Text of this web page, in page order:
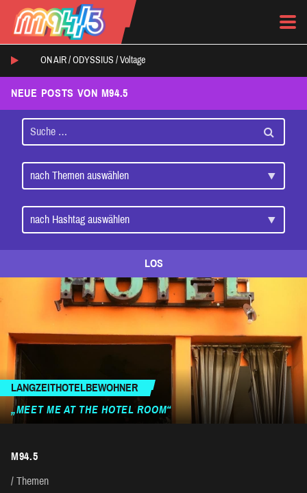
ON AIR / ODYSSIUS / Voltage
NEUE POSTS VON M94.5
LOS
LANGZEITHOTELBEWOHNER
„MEET ME AT THE HOTEL ROOM“
M94.5
Themen